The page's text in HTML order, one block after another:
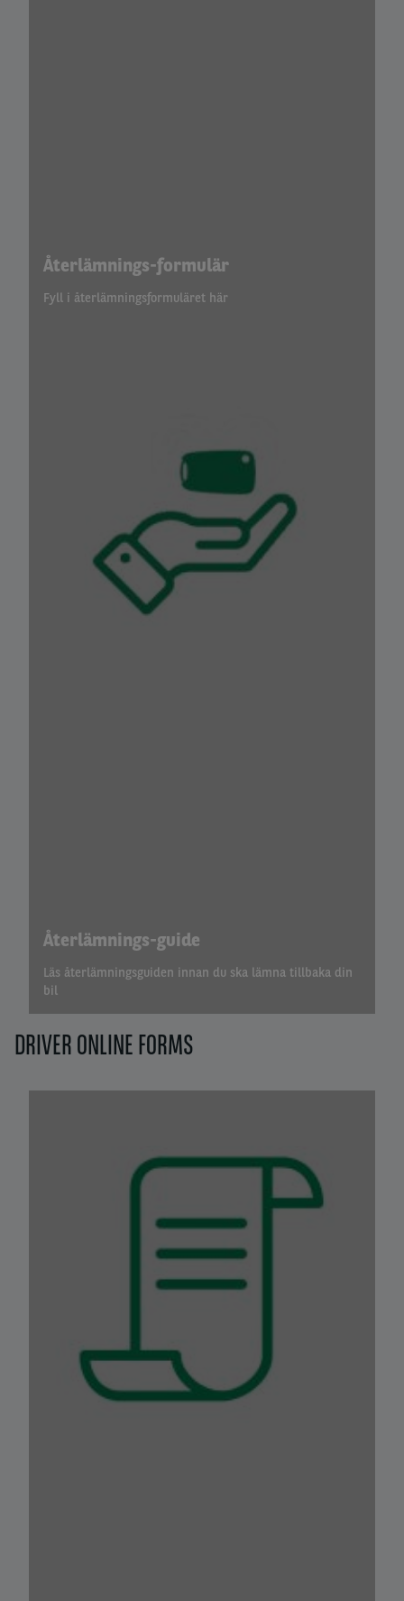
Återlämnings-formulär
Fyll i återlämningsformuläret här
Återlämnings-guide
Läs återlämningsguiden innan du ska lämna tillbaka din
bil
DRIVER ONLINE FORMS